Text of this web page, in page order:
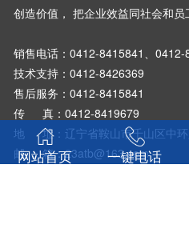
创造价值， 把企业效益同社会和员
销售电话： 0412-8415841、0412-
技术支持：0412-8426369
售后服务：0412-8415841
传 真：0412-8419679
地 址：辽宁省鞍山市千山区中
邮 箱：23atb@163.com
网站首页 一键电话